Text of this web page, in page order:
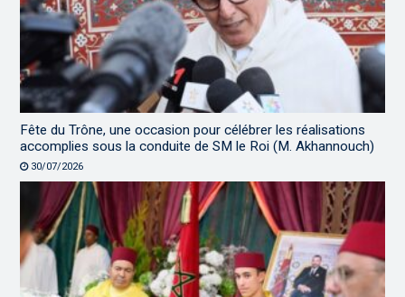
Fête du Trône, une occasion pour célébrer les réalisations
accomplies sous la conduite de SM le Roi (M. Akhannouch)
30/07/2026